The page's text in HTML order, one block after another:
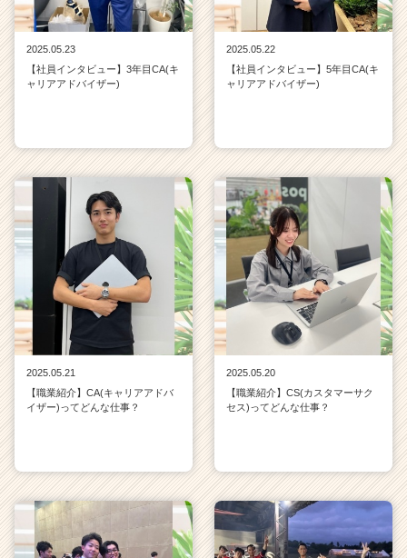
2025.05.23
【社員インタビュー】3年目CA(キ
ャリアアドバイザー)
2025.05.22
【社員インタビュー】5年目CA(キ
ャリアアドバイザー)
2025.05.21
【職業紹介】CA(キャリアアドバ
イザー)ってどんな仕事？
2025.05.20
【職業紹介】CS(カスタマーサク
セス)ってどんな仕事？